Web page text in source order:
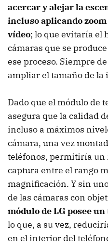
acercar y alejar la
incluso aplicando
vídeo; lo que evitaría el
cámaras que se
ese proceso. Siempre
ampliar el tamaño de
Dado que el módulo de
asegura que la calidad
incluso a máximos
cámara, una vez
teléfonos, permitiría
captura entre el rango
magnificación. Y sin
de las cámaras con
módulo de LG posee
lo que, a su vez,
en el interior del